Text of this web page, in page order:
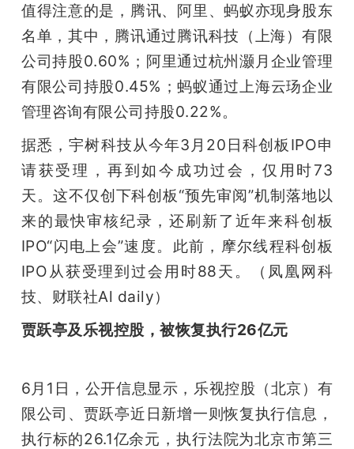
值得注意的是，腾讯、阿里、蚂蚁亦现身股东
名单，其中，腾讯通过腾讯科技（上海）有限
公司持股0.60%；阿里通过杭州灏月企业管理
有限公司持股0.45%；蚂蚁通过上海云玚企业
管理咨询有限公司持股0.22%。
据悉，宇树科技从今年3月20日科创板IPO申
请获受理，再到如今成功过会，仅用时73
天。这不仅创下科创板“预先审阅”机制落地以
来的最快审核纪录，还刷新了近年来科创板
IPO“闪电上会”速度。此前，摩尔线程科创板
IPO从获受理到过会用时88天。（凤凰网科
技、财联社Al daily）
贾跃亭及乐视控股，被恢复执行26亿元
6月1日，公开信息显示，乐视控股（北京）有
限公司、贾跃亭近日新增一则恢复执行信息，
执行标的26.1亿余元，执行法院为北京市第三